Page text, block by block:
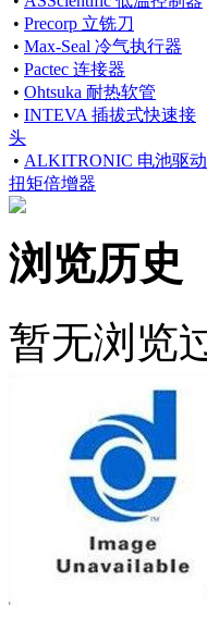
• Precorp 立铣刀
• Max-Seal 冷气执行器
• Pactec 连接器
• Ohtsuka 耐热软管
• INTEVA 插拔式快速接
头
• ALKITRONIC 电池驱动
扭矩倍增器
浏览历史
暂无浏览